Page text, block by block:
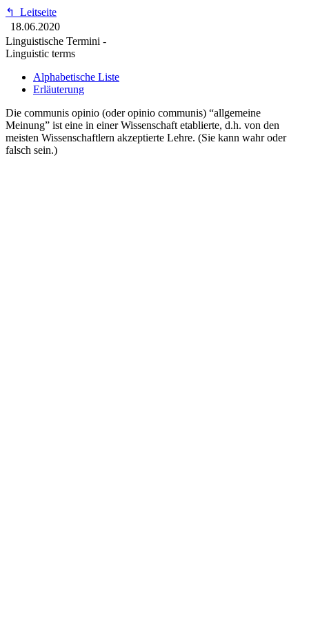
↰
Leitseite
18.06.2020
Linguistische Termini -
Linguistic terms
Alphabetische Liste
Erläuterung
Die communis opinio (oder opinio communis) “allgemeine
Meinung” ist eine in einer Wissenschaft etablierte, d.h. von den
meisten Wissenschaftlern akzeptierte Lehre. (Sie kann wahr oder
falsch sein.)